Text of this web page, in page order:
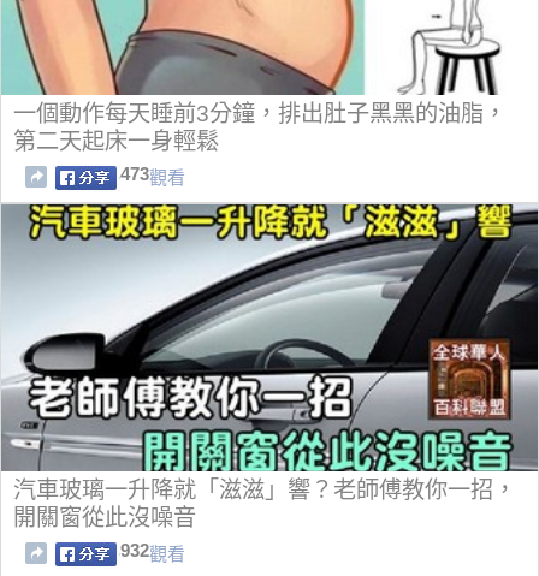
一個動作每天睡前3分鐘，排出肚子黑黑的油脂，
第二天起床一身輕鬆
473觀看
汽車玻璃一升降就「滋滋」響？老師傅教你一招，
開關窗從此沒噪音
932觀看